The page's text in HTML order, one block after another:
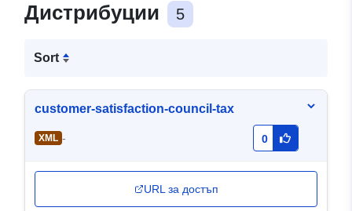
Дистрибуции 5
Sort
customer-satisfaction-council-tax
XML - 0
URL за достъп